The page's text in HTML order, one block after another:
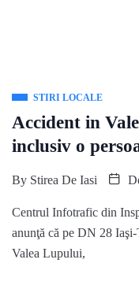
STIRI LOCALE
Accident in
inclusiv o
By Stirea De Iasi
Centrul Infotrafic din
anunţă că pe DN 28
Valea Lupului,